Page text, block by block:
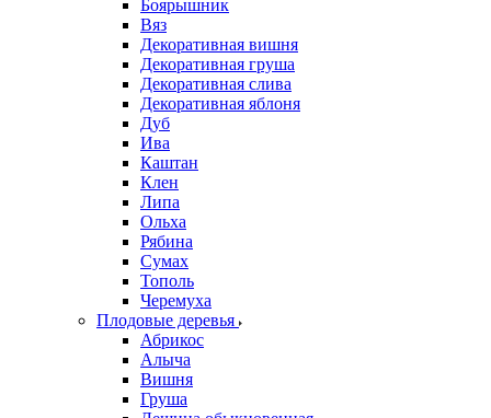
Боярышник
Вяз
Декоративная вишня
Декоративная груша
Декоративная слива
Декоративная яблоня
Дуб
Ива
Каштан
Клен
Липа
Ольха
Рябина
Сумах
Тополь
Черемуха
Плодовые деревья
Абрикос
Алыча
Вишня
Груша